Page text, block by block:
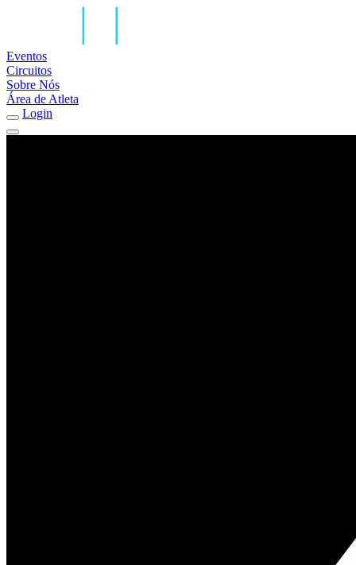
Eventos
Circuitos
Sobre Nós
Área de Atleta
Login